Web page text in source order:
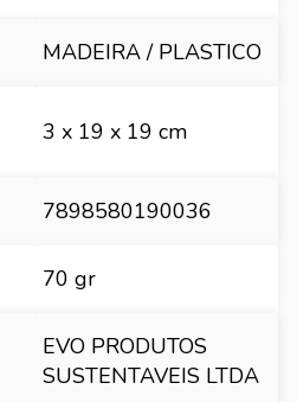
MADEIRA / PLASTICO
3 x 19 x 19 cm
7898580190036
70 gr
EVO PRODUTOS
SUSTENTAVEIS LTDA